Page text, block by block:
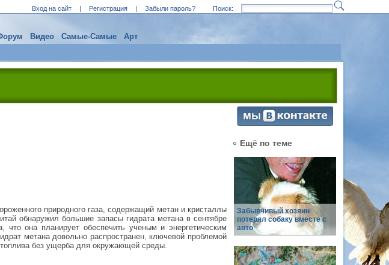
Вход на сайт | Регистрация | Забыли пароль? Поиск:
Видео Самые-Самые Арт
природного газа, содержащий метан и кристаллы
обнаружил большие запасы гидрата метана в сентябре
она планирует обеспечить ученым и энергетическим
метана довольно распространен, ключевой проблемой
топлива без ущерба для окружающей среды.
Ещё по теме
Забывчивый хозяин
потерял собаку вместе с
авто